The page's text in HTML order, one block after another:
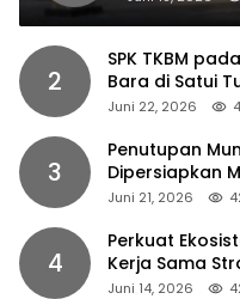
2
SPK TKBM
Bara di Satui
Juni 22, 2026
3
Penutupan
Dipersiapkan
Juni 21, 2026
4
Perkuat
Kerja Sama
Juni 14, 2026